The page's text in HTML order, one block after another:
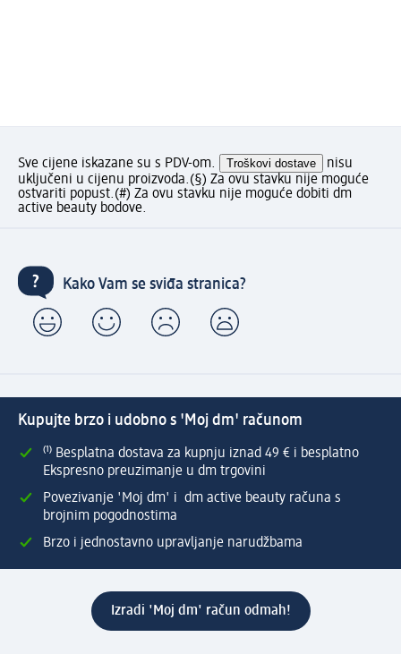
Sve cijene iskazane su s PDV-om. Troškovi dostave
nisu
uključeni u cijenu proizvoda.(§) Za ovu stavku nije moguće
ostvariti popust.(#) Za ovu stavku nije moguće dobiti dm
active beauty bodove.
Kako Vam se sviđa stranica?
Kupujte brzo i udobno s 'Moj dm' računom
⁽¹⁾ Besplatna dostava za kupnju iznad 49 € i besplatno
Ekspresno preuzimanje u dm trgovini
Povezivanje 'Moj dm' i dm active beauty računa s
brojnim pogodnostima
Brzo i jednostavno upravljanje narudžbama
Izradi 'Moj dm' račun odmah!